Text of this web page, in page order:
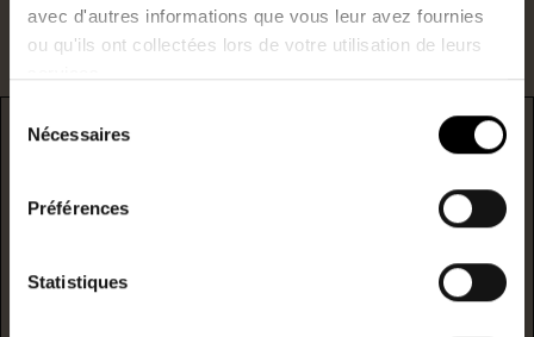
avec d'autres informations que vous leur avez fournies
ou qu'ils ont collectées lors de votre utilisation de leurs
Nécessaires
Préférences
Statistiques
DPE